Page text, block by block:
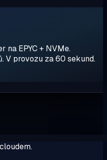
na EPYC + NVMe.
V provozu za 60 sekund.